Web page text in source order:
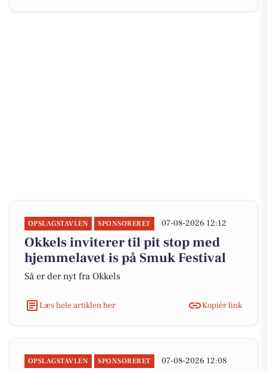
OPSLAGSTAVLEN SPONSORERET 07-08-2026 12:12
Okkels inviterer til pit stop med
hjemmelavet is på Smuk Festival
Så er der nyt fra Okkels
Læs hele artiklen her Kopiér link
OPSLAGSTAVLEN SPONSORERET 07-08-2026 12:08